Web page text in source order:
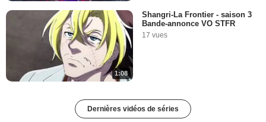
1:08
Shangri-La Frontier - saison 3
Bande-annonce VO STFR
17 vues
Dernières vidéos de séries